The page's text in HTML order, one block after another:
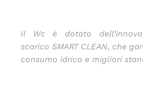
Il Wc è dotato
scarico SMART CLEAN, che
consumo idrico e migliori